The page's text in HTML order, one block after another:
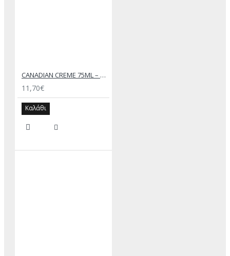
CANADIAN CREME 75ML – SAPHIR
11,70€
Καλάθι